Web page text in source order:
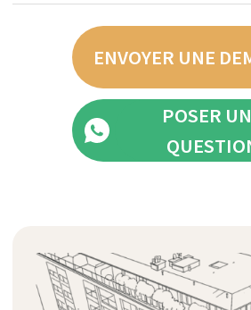
Service de nettoyage
Conciergerie